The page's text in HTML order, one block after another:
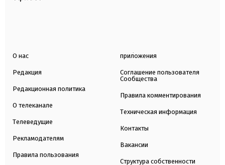
О нас
Редакция
Редакционная политика
О телеканале
Телеведущие
Рекламодателям
Правила пользования
приложения
Соглашение пользователя
Сообщества
Правила комментирования
Техническая информация
Контакты
Вакансии
Структура собственности